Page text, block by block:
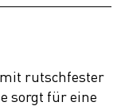
rutschfester
sorgt für eine